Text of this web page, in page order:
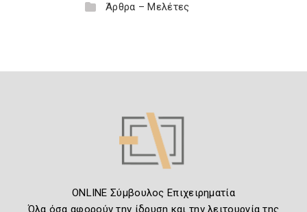
Άρθρα – Μελέτες
ONLINE Σύμβουλος Επιχειρηματία
Όλα όσα αφορούν την ίδρυση και την λειτουργία της